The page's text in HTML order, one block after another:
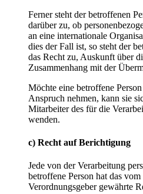
Ferner steht der betroffenen
darüber zu, ob
an eine internationale
dies der Fall ist, so steht der
das Recht zu, Auskunft über
Zusammenhang mit der
Möchte eine betroffene
Anspruch nehmen, kann sie
Mitarbeiter des für die
wenden.
c) Recht auf Berichtigung
Jede von der Verarbeitung
betroffene Person hat das
Verordnungsgeber gewährte